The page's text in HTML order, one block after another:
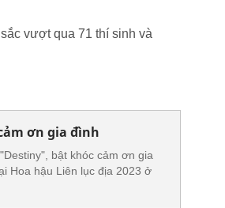
vượt qua 71 thí sinh và
ơn gia đình
bật khóc cảm ơn gia
Hoa hậu Liên lục địa 2023 ở